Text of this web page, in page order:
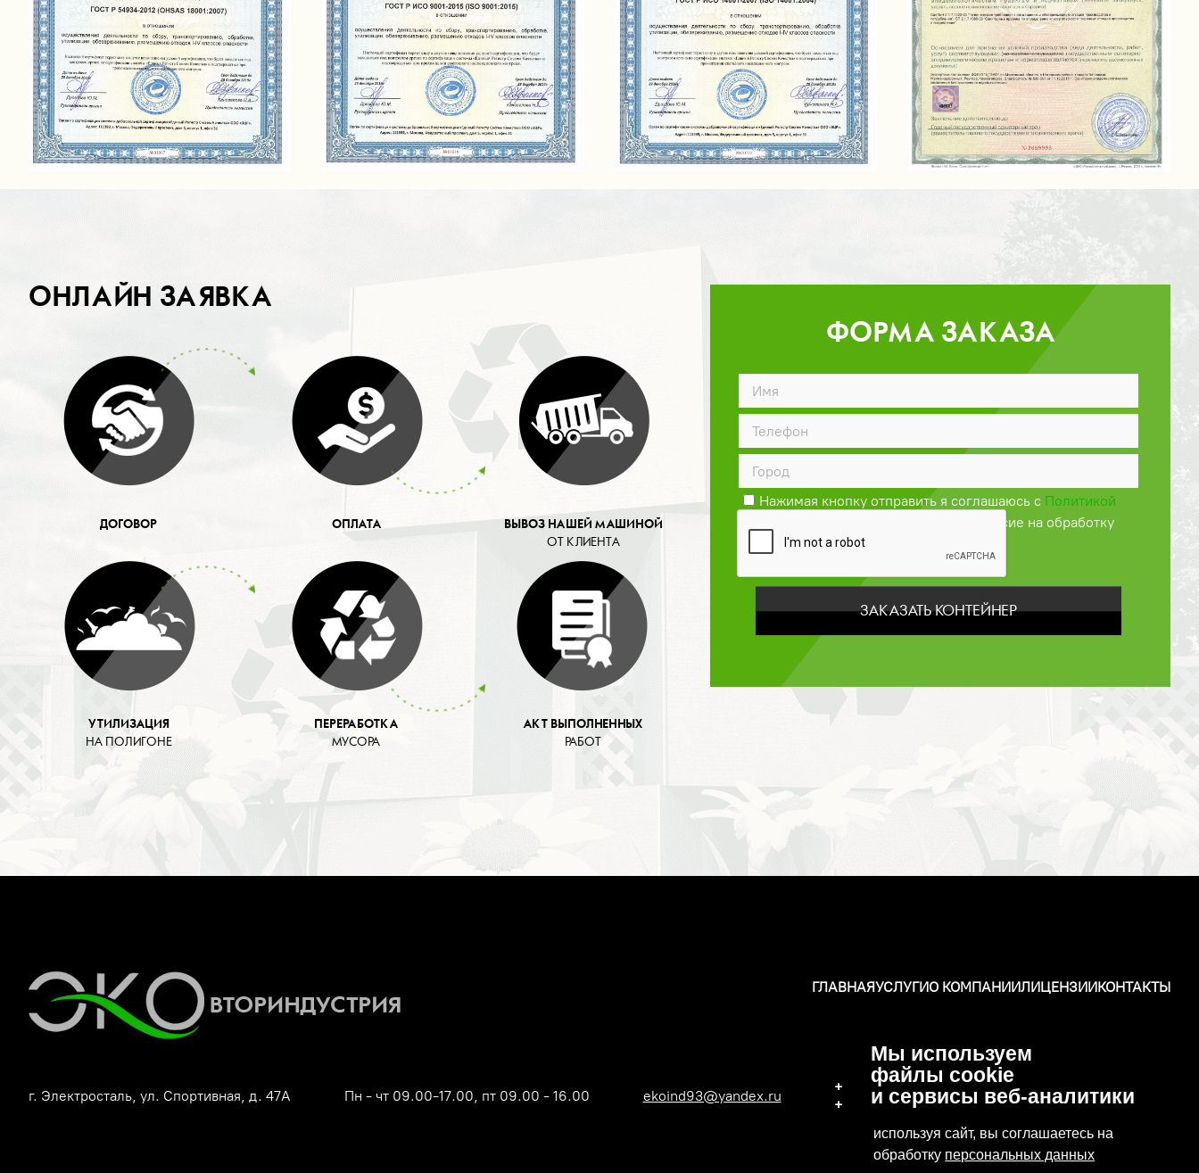
Мы используем
файлы cookie
и сервисы веб-аналитики
используя сайт, вы соглашаетесь на
обработку персональных данных
ОНЛАЙН ЗАЯВКА
ДОГОВОР ОПЛАТА
ВЫВОЗ НАШЕЙ МАШИНОЙ
ОТ КЛИЕНТА
УТИЛИЗАЦИЯ
НА ПОЛИГОНЕ
ПЕРЕРАБОТКА
МУСОРА
АКТ ВЫПОЛНЕННЫХ
РАБОТ
ФОРМА ЗАКАЗА
Нажимая кнопку отправить я соглашаюсь с Политикой
и даю своё согласие на обработку
персональных данных
ЗАКАЗАТЬ КОНТЕЙНЕР
ГЛАВНАЯУСЛУГИО КОМПАНИИЛИЦЕНЗИИКОНТАКТЫ
г. Электросталь, ул. Спортивная, д. 47А Пн - чт 09.00-17.00, пт 09.00 - 16.00 ekoind93@yandex.ru
+7 (496) 570-37-15
+7 (919) 776-04-79